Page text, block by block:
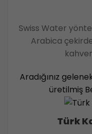
Swiss Water
Arabica
Aradığınız
üretilmiş
Türk